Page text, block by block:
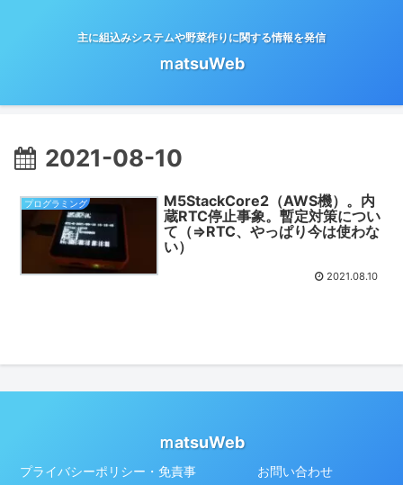
主に組込みシステムや野菜作りに関する情報を発信
ｍatsuWeb
2021-08-10
プログラミング
M5StackCore2（AWS機）。内
蔵RTC停止事象。暫定対策につい
て（⇒RTC、やっぱり今は使わな
い）
2021.08.10
ｍatsuWeb
プライバシーポリシー・免責事
お問い合わせ